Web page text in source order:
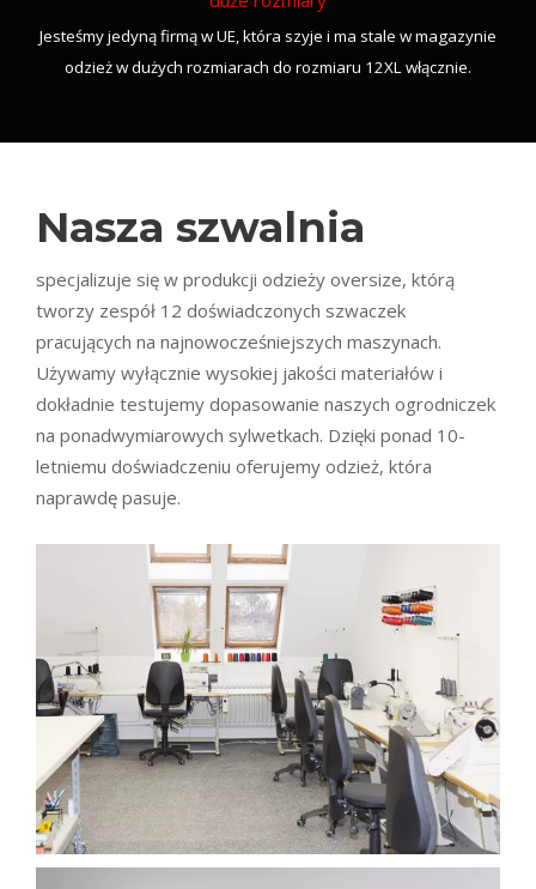
Jesteśmy jedyną firmą w UE, która szyje i ma stale w magazynie
odzież w dużych rozmiarach do rozmiaru 12XL włącznie.
Nasza szwalnia
specjalizuje się w produkcji odzieży oversize, którą
tworzy zespół 12 doświadczonych szwaczek
pracujących na najnowocześniejszych maszynach.
Używamy wyłącznie wysokiej jakości materiałów i
dokładnie testujemy dopasowanie naszych ogrodniczek
na ponadwymiarowych sylwetkach. Dzięki ponad 10-
letniemu doświadczeniu oferujemy odzież, która
naprawdę pasuje.